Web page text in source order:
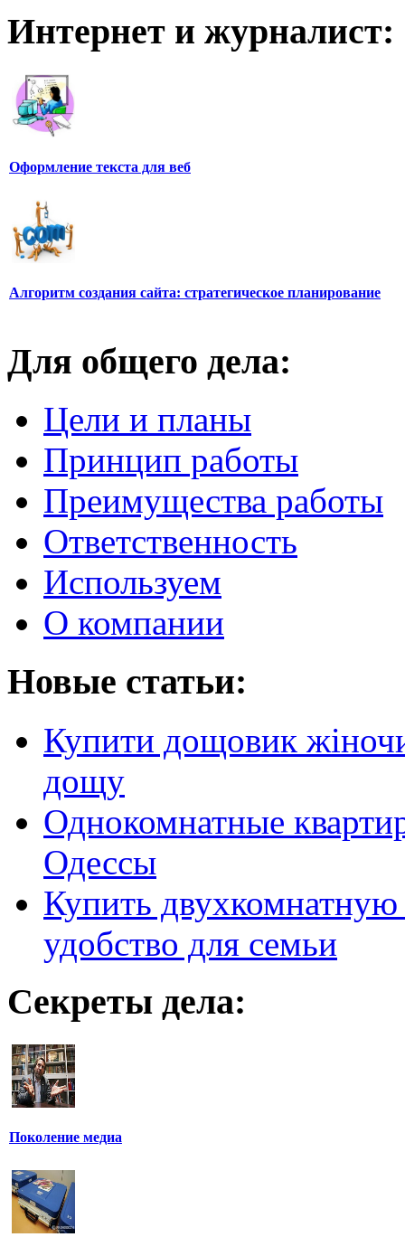
Интернет и журналист:
Оформление текста для веб
Алгоритм создания сайта: стратегическое планирование
Для общего дела:
Цели и планы
Принцип работы
Преимущества работы
Ответственность
Используем
О компании
Новые статьи:
Купити дощовик
дощу
Однокомнатные
Одессы
Купить
удобство для семьи
Секреты дела:
Поколение медиа